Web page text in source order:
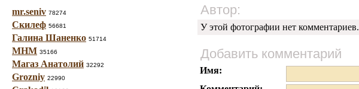
mr.seniv 78274
Скилеф 56681
Галина Шаненко 51714
МНМ 35166
Магаз Анатолий 32292
Grozniy 22990
Автор:
У этой фотографии нет комментариев.
Добавить комментарий
Имя: